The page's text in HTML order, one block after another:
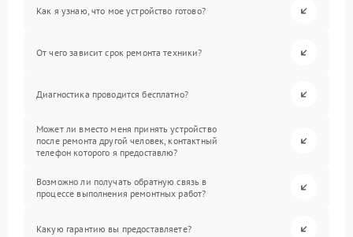
Как я узнаю, что мое устройство готово?
От чего зависит срок ремонта техники?
Диагностика проводится бесплатно?
Может ли вместо меня принять устройство
после ремонта другой человек, контактный
телефон которого я предоставлю?
Возможно ли получать обратную связь в
процессе выполнения ремонтных работ?
Какую гарантию вы предоставляете?